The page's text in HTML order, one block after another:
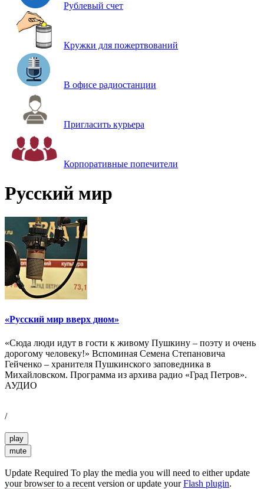
Рублевый счет
Кружки для пожертвований
В офисе радиостанции
Пригласить курьера
Корпоративные попечители
Русский мир
«Русский мир вверх дном»
«Сюда люди идут в гости к живому Пушкину – поэту и очень
дорогому человеку!» Вспоминая Семена Степановича
Гейченко – хранителя Пушкинского заповедника в
Михайловском. Программа из архива радио «Град Петров».
АУДИО
/
play
mute
Update Required To play the media you will need to either update
your browser to a recent version or update yourFlash plugin.